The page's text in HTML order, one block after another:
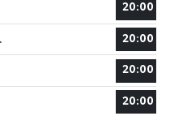
20:00
20:00
20:00
20:00